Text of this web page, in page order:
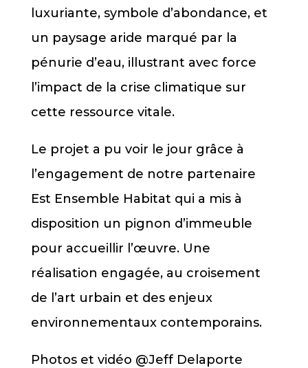
luxuriante, symbole d’abondance, et
un paysage aride marqué par la
pénurie d’eau, illustrant avec force
l’impact de la crise climatique sur
cette ressource vitale.
Le projet a pu voir le jour grâce à
l’engagement de notre partenaire
Est Ensemble Habitat qui a mis à
disposition un pignon d’immeuble
pour accueillir l’œuvre. Une
réalisation engagée, au croisement
de l’art urbain et des enjeux
environnementaux contemporains.
Photos et vidéo @Jeff Delaporte